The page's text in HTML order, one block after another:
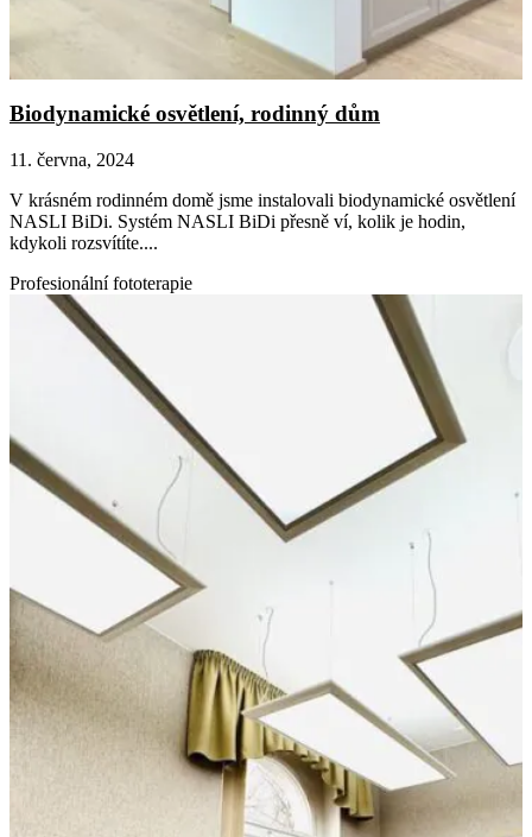
Biodynamické osvětlení, rodinný dům
11. června, 2024
V krásném rodinném domě jsme instalovali biodynamické osvětlení
NASLI BiDi. Systém NASLI BiDi přesně ví, kolik je hodin,
kdykoli rozsvítíte....
Profesionální fototerapie